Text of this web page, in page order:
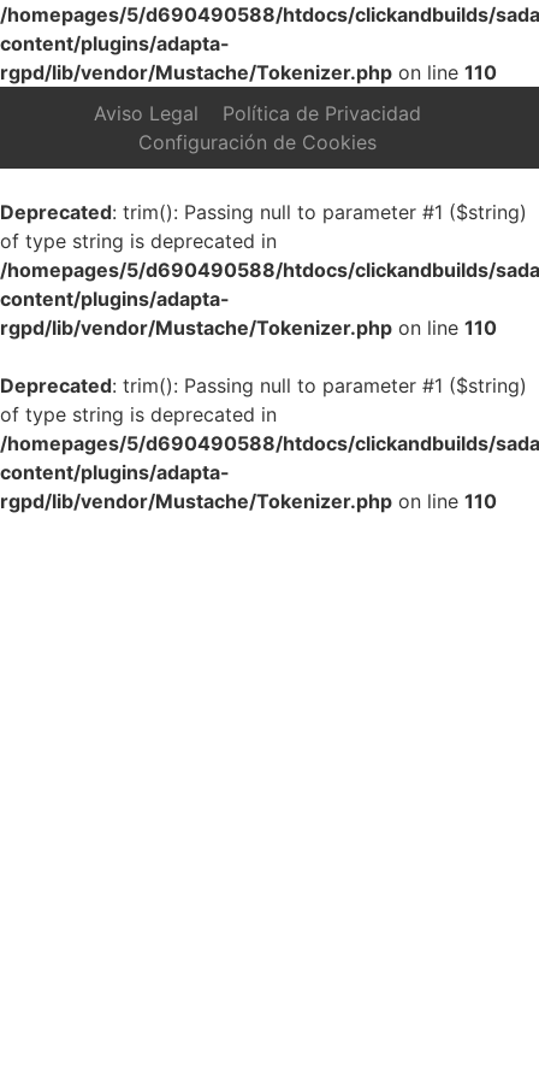
/homepages/5/d690490588/htdocs/clickandbuilds/
content/plugins/adapta-
rgpd/lib/vendor/Mustache/Tokenizer.php on line 110
Aviso Legal
Política de Privacidad
Configuración de Cookies
Deprecated: trim(): Passing null to parameter #1 ($string)
of type string is deprecated in
/homepages/5/d690490588/htdocs/clickandbuilds/
content/plugins/adapta-
rgpd/lib/vendor/Mustache/Tokenizer.php on line 110
Deprecated: trim(): Passing null to parameter #1 ($string)
of type string is deprecated in
/homepages/5/d690490588/htdocs/clickandbuilds/
content/plugins/adapta-
rgpd/lib/vendor/Mustache/Tokenizer.php on line 110